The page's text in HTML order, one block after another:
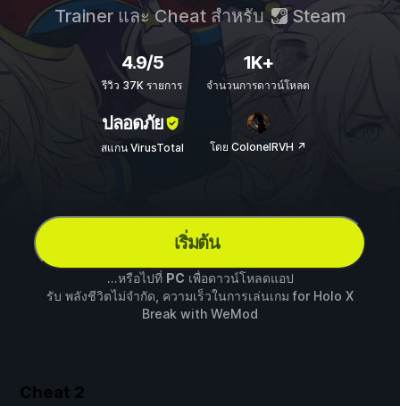
Trainer และ Cheat สำหรับ Steam
4.9/5
รีวิว 37K รายการ
1K+
จำนวนการดาวน์โหลด
ปลอดภัย
สแกน VirusTotal โดย ColonelRVH ↗
เริ่มต้น
...หรือไปที่ PC เพื่อดาวน์โหลดแอป
รับ พลังชีวิตไม่จำกัด, ความเร็วในการเล่นเกม for Holo X
Break with WeMod
Cheat 2